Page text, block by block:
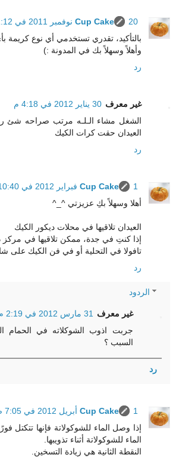
Cup Cake
20 نوفمبر 2011 في 11:12 م
بالتأكيد، تقدري تستخدمي أي نوع كريمة
وأهلاً وسهلاً بك في المدونة :)
رد
غير معرف 30 يناير 2012 في 4:18 م
الشغل مشاء الـلـه مرتب صراحه
العيدان حقت كرات الكيك
رد
Cup Cake
1 فبراير 2012 في 10:40 ص
أهلا وسهلاً بكِ عزيزتي ^_^
العيدان تلاقيها في محلات ديكور الكيك
إذا كنتِ في جدة، ممكن تلاقيها في مركز
تافولا في التحلية أو في فن الكيك على
رد
الردود
غير معرف 31 مارس 2012 في 2:19 م
جربت اذوب الشوكلاته في الحمام
السبب ؟
رد
Cup Cake
1 أبريل 2012 في 7:05 ص
إذا وصل الماء للشوكولاتة فإنها تتكتل
الماء للشوكولاتة أثناء تذويبها.
النقطة الثانية هي زيادة التسخين.